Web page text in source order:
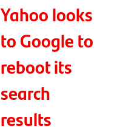
Yahoo looks
to Google to
reboot its
search
results